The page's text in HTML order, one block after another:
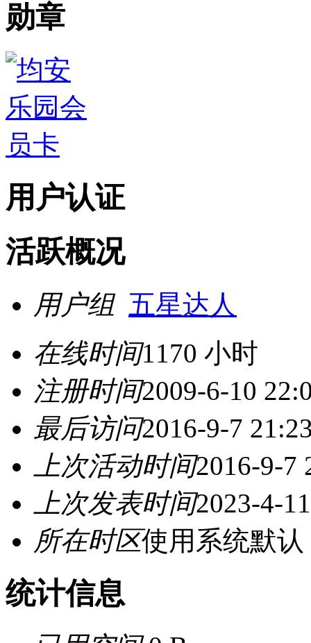
勋章
用户认证
活跃概况
用户组 五星达人
在线时间1170 小时
注册时间2009-6-10
最后访问2016-9-7
上次活动时间2016-9-7
上次发表时间2023-4-
所在时区使用系统默认
统计信息